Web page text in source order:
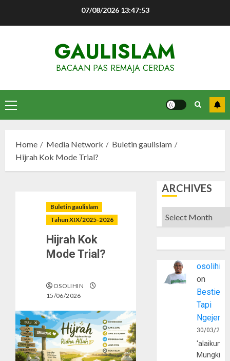
07/08/2026 13:47:54
GAULISLAM
BACAAN PAS REMAJA CERDAS
Primary
Menu
Home Media Network
Buletin gaulislam
Hijrah Kok Mode Trial?
Buletin gaulislam
Tahun XIX/2025-2026
Hijrah Kok
Mode Trial?
OSOLIHIN
15/06/2026
ARCHIVES
Archives
osolihin
on
Bestie
Tapi
30/03/
Mungkin